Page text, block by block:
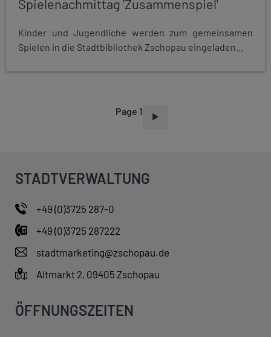
Spielenachmittag 'Zusammenspiel'
Kinder und Jugendliche werden zum gemeinsamen
Spielen in die Stadtbibliothek Zschopau eingeladen...
Page 1
STADTVERWALTUNG
+49 (0)3725 287-0
+49 (0)3725 287222
stadtmarketing@zschopau.de
Altmarkt 2, 09405 Zschopau
ÖFFNUNGSZEITEN